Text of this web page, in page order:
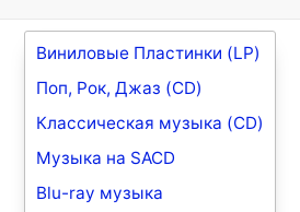
Виниловые Пластинки (LP)
Поп, Рок, Джаз (CD)
Классическая музыка (CD)
Музыка на SACD
Blu-ray музыка